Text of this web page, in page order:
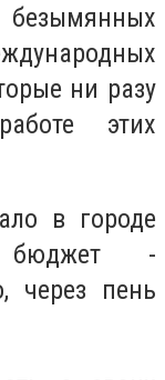
ни разу
этих
в городе
бюджет -
через пень